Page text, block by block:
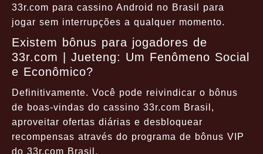
33r.com para cassino Android no Brasil para
jogar sem interrupções a qualquer momento.
Existem bônus para jogadores de
33r.com | Jueteng: Um Fenômeno Social
e Econômico?
Definitivamente. Você pode reivindicar o bônus
de boas-vindas do cassino 33r.com Brasil,
aproveitar ofertas diárias e desbloquear
recompensas através do programa de bônus VIP
do 33r.com Brasil.